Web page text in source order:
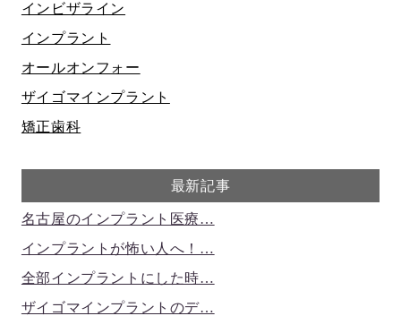
インビザライン
インプラント
オールオンフォー
ザイゴマインプラント
矯正歯科
最新記事
名古屋のインプラント医療…
インプラントが怖い人へ！…
全部インプラントにした時…
ザイゴマインプラントのデ…